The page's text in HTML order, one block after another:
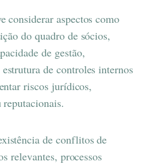
considerar aspectos como
do quadro de sócios,
de gestão,
de controles internos
riscos jurídicos,
de conflitos de
relevantes, processos